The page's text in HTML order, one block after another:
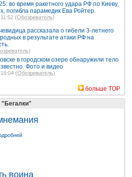
во время ракетного удара РФ по Киеву,
погибла парамедик Ева Ройтер.
(Обозреватель)
рассказала о гибели 3-летнего
в результате атаки РФ на
)
в городском озере обнаружили тело
Фото и видео
(Обозреватель)
больше TOP
воина